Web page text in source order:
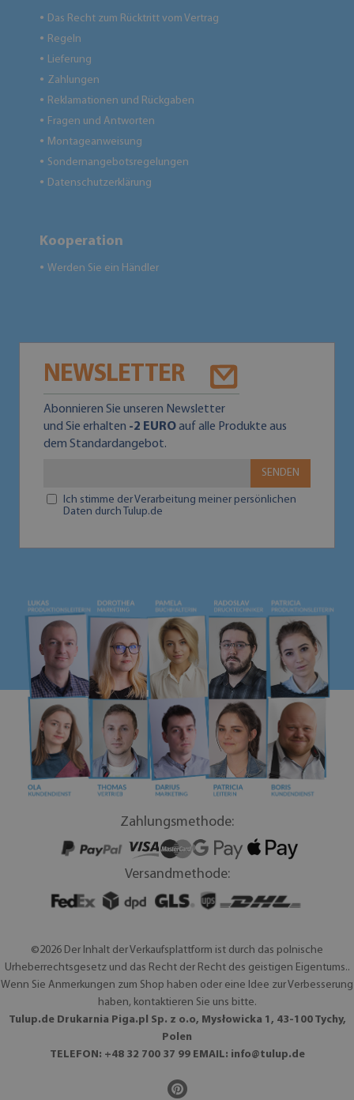
● Das Recht zum Rücktritt vom Vertrag
● Regeln
● Lieferung
● Zahlungen
● Reklamationen und Rückgaben
● Fragen und Antworten
● Montageanweisung
● Sondernangebotsregelungen
● Datenschutzerklärung
Kooperation
● Werden Sie ein Händler
NEWSLETTER
Abonnieren Sie unseren Newsletter
und Sie erhalten -2 EUROauf alle Produkte aus
dem Standardangebot.
SENDEN
Ich stimme der Verarbeitung meiner persönlichen
Daten durch Tulup.de
Zahlungsmethode:
Versandmethode:
©2026 Der Inhalt der Verkaufsplattform ist durch das polnische
Urheberrechtsgesetz und das Recht der Recht des geistigen Eigentums..
Wenn Sie Anmerkungen zum Shop haben oder eine Idee zur Verbesserung
haben, kontaktieren Sie uns bitte.
Tulup.de Drukarnia Piga.pl Sp. z o.o, Mysłowicka 1, 43-100 Tychy,
Polen
TELEFON: +48 32 700 37 99 EMAIL: info@tulup.de